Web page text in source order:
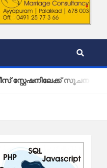
സൂചന ബോർഡ്